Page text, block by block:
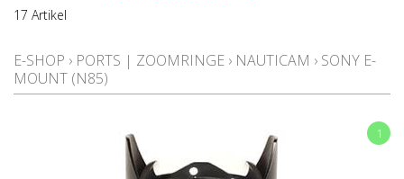
17 Artikel
E-SHOP › PORTS | ZOOMRINGE › NAUTICAM › SONY E-
MOUNT (N85)
1